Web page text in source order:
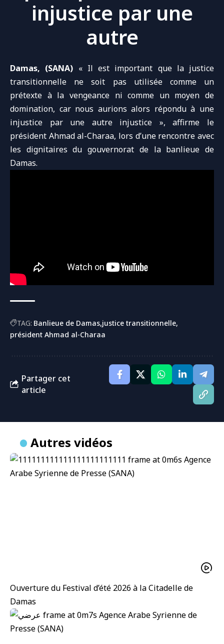
injustice par une
autre
Damas, (SANA) « Il est important que la justice
transitionnelle ne soit pas utilisée comme un
prétexte à la vengeance ni comme un moyen de
domination, car nous aurions alors répondu à une
injustice par une autre injustice », affirme le
président Ahmad al-Charaa, lors d’une rencontre avec
les dignitaires du gouvernorat de la banlieue de
Damas.
TAG: Banlieue de Damas justice transitionnelle
président Ahmad al-Charaa
Partager cet
article
Autres vidéos
Ouverture du Festival d’été 2026 à la Citadelle de
Damas